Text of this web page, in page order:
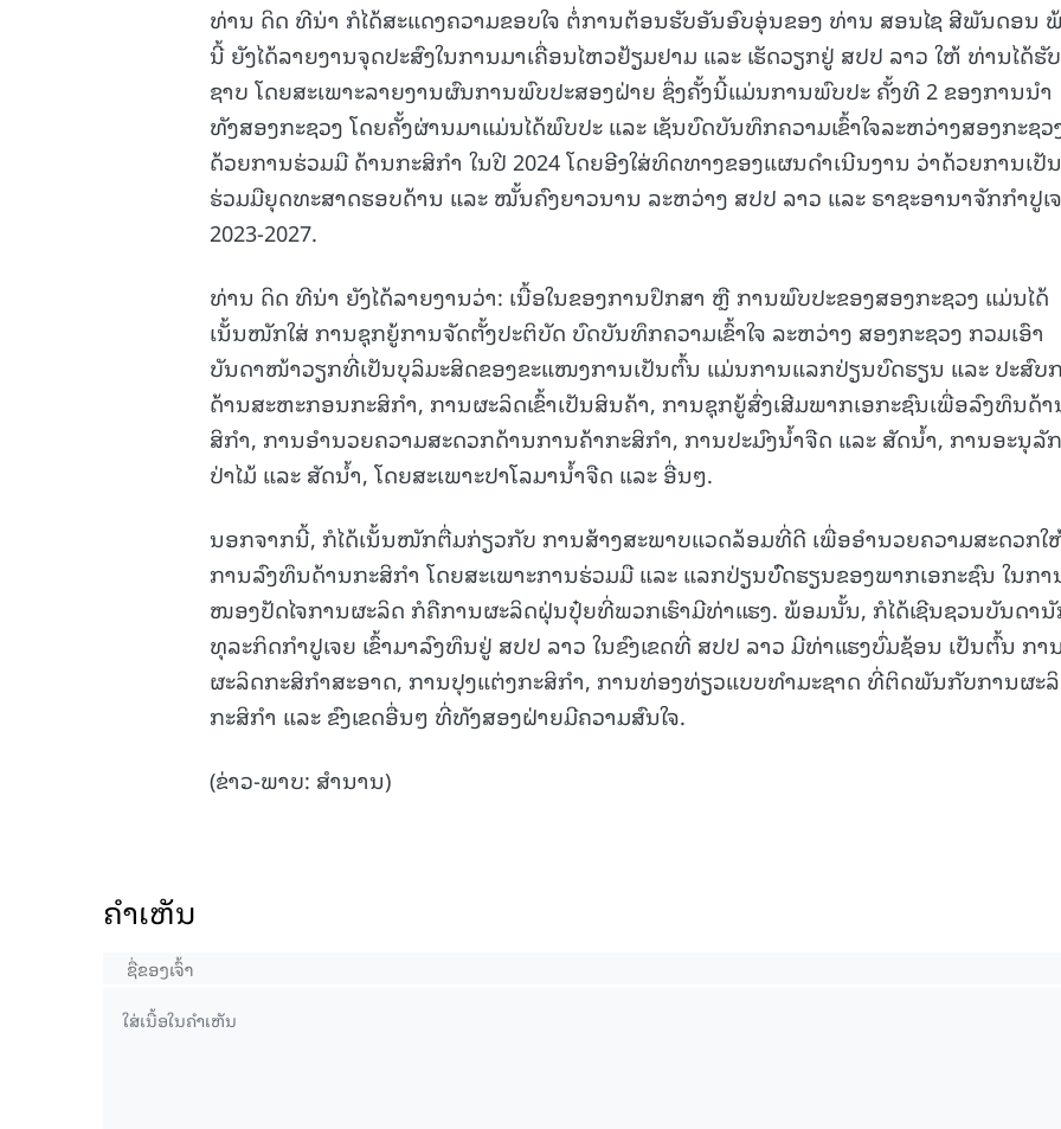
ທ່ານ ດິດ ທີນ່າ ກໍໄດ້ສະແດງຄວາມຂອບໃຈ ຕໍ່ການຕ້ອນຮັບອັນອົບອຸ່ນຂອງ ທ່ານ ສອນໄຊ ສີພັນດອນ
ນີ້ ຍັງໄດ້ລາຍງານຈຸດປະສົງໃນການມາເຄື່ອນໄຫວຢ້ຽມຢາມ ແລະ ເຮັດວຽກຢູ່ ສປປ ລາວ ໃຫ້ ທ່ານໄດ້ຮັບ
ຊາບ ໂດຍສະເພາະລາຍງານຜົນການພົບປະສອງຝ່າຍ ຊຶ່ງຄັ້ງນີ້ແມ່ນການພົບປະ ຄັ້ງທີ 2 ຂອງການນໍາ
ທັງສອງກະຊວງ ໂດຍຄັ້ງຜ່ານມາແມ່ນໄດ້ພົບປະ ແລະ ເຊັນບົດບັນທຶກຄວາມເຂົ້າໃຈລະຫວ່າງສອງກະຊວ
ດ້ວຍການຮ່ວມມື ດ້ານກະສິກໍາ ໃນປີ 2024 ໂດຍອີງໃສ່ທິດທາງຂອງແຜນດຳເນີນງານ ວ່າດ້ວຍການເປັ
ຮ່ວມມືຍຸດທະສາດຮອບດ້ານ ແລະ ໝັ້ນຄົງຍາວນານ ລະຫວ່າງ ສປປ ລາວ ແລະ ຣາຊະອານາຈັກກຳປູເ
2023-2027.
ທ່ານ ດິດ ທີນ່າ ຍັງໄດ້ລາຍງານວ່າ: ເນື້ອໃນຂອງການປຶກສາ ຫຼື ການພົບປະຂອງສອງກະຊວງ ແມ່ນໄດ້
ເນັ້ນໜັກໃສ່ ການຊຸກຍູ້ການຈັດຕັ້ງປະຕິບັດ ບົດບັນທຶກຄວາມເຂົ້າໃຈ ລະຫວ່າງ ສອງກະຊວງ ກວມເອົາ
ບັນດາໜ້າວຽກທີ່ເປັນບຸລິມະສິດຂອງຂະແໜງການເປັນຕົ້ນ ແມ່ນການແລກປ່ຽນບົດຮຽນ ແລະ ປະສົບ
ດ້ານສະຫະກອນກະສິກໍາ, ການຜະລິດເຂົ້າເປັນສິນຄ້າ, ການຊຸກຍູ້ສົ່ງເສີມພາກເອກະຊົນເພື່ອລົງທຶນດ້
ສິກໍາ, ການອໍານວຍຄວາມສະດວກດ້ານການຄ້າກະສິກໍາ, ການປະມົງນໍ້າຈືດ ແລະ ສັດນໍ້າ, ການອະນຸລັກ
ປ່າໄມ້ ແລະ ສັດນໍ້າ, ໂດຍສະເພາະປາໂລມານໍ້າຈືດ ແລະ ອື່ນໆ.
ນອກຈາກນີ້, ກໍໄດ້ເນັ້ນໜັກຕື່ມກ່ຽວກັບ ການສ້າງສະພາບແວດລ້ອມທີ່ດີ ເພື່ອອໍານວຍຄວາມສະດວກໃ
ການລົງທຶນດ້ານກະສິກໍາ ໂດຍສະເພາະການຮ່ວມມື ແລະ ແລກປ່ຽນບົົດຮຽນຂອງພາກເອກະຊົນ ໃນກາ
ໜອງປັດໄຈການຜະລິດ ກໍຄືການຜະລິດຝຸ່ນປຸ໋ຍທີ່ພວກເຮົາມີທ່າແຮງ. ພ້ອມນັ້ນ, ກໍໄດ້ເຊີນຊວນບັນດາ
ທຸລະກິດກໍາປູເຈຍ ເຂົ້າມາລົງທຶນຢູ່ ສປປ ລາວ ໃນຂົງເຂດທີ່ ສປປ ລາວ ມີທ່າແຮງບົ່ມຊ້ອນ ເປັນຕົ້ນ ການ
ຜະລິດກະສິກໍາສະອາດ, ການປຸງແຕ່ງກະສິກໍາ, ການທ່ອງທ່ຽວແບບທໍາມະຊາດ ທີ່ຕິດພັນກັບການຜະ
ກະສິກໍາ ແລະ ຂົງເຂດອື່ນໆ ທີ່ທັງສອງຝ່າຍມີຄວາມສົນໃຈ.
(ຂ່າວ-ພາບ: ສຳນານ)
ຄໍາເຫັນ
15.040(07-08-